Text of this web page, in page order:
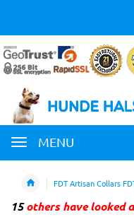
MENU
FDT Artisan Collars
15others have looked